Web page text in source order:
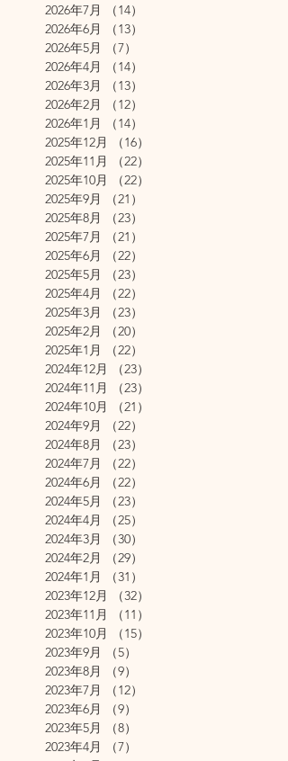
2026年7月
（14）
2026年6月
（13）
2026年5月
（7）
2026年4月
（14）
2026年3月
（13）
2026年2月
（12）
2026年1月
（14）
2025年12月
（16）
2025年11月
（22）
2025年10月
（22）
2025年9月
（21）
2025年8月
（23）
2025年7月
（21）
2025年6月
（22）
2025年5月
（23）
2025年4月
（22）
2025年3月
（23）
2025年2月
（20）
2025年1月
（22）
2024年12月
（23）
2024年11月
（23）
2024年10月
（21）
2024年9月
（22）
2024年8月
（23）
2024年7月
（22）
2024年6月
（22）
2024年5月
（23）
2024年4月
（25）
2024年3月
（30）
2024年2月
（29）
2024年1月
（31）
2023年12月
（32）
2023年11月
（11）
2023年10月
（15）
2023年9月
（5）
2023年8月
（9）
2023年7月
（12）
2023年6月
（9）
2023年5月
（8）
2023年4月
（7）